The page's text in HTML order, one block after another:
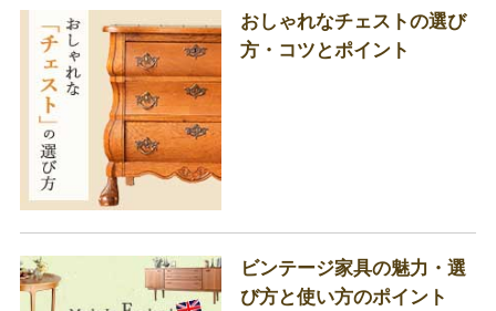
おしゃれなチェストの選び
方・コツとポイント
ビンテージ家具の魅力・選
び方と使い方のポイント